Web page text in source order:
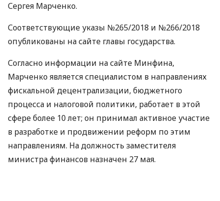
Сергея Марченко.
Соответствующие указы №265/2018 и №266/2018
опубликованы на сайте главы государства.
Согласно информации на сайте Минфина,
Марченко является специалистом в направлениях
фискальной децентрализации, бюджетного
процесса и налоговой политики, работает в этой
сфере более 10 лет; он принимал активное участие
в разработке и продвижении реформ по этим
направлениям. На должность заместителя
министра финансов назначен 27 мая.